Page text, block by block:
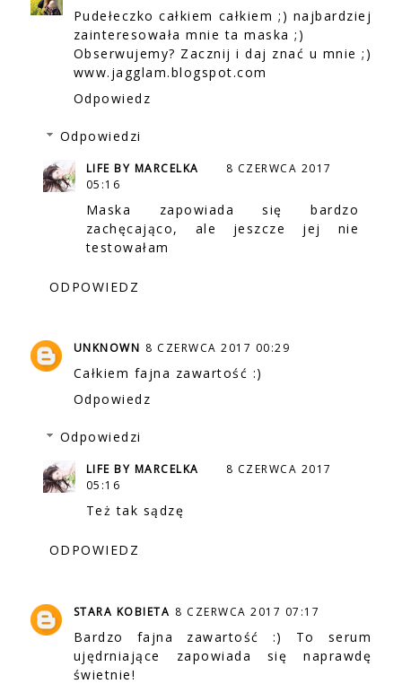
Pudełeczko całkiem całkiem ;) najbardziej
zainteresowała mnie ta maska ;)
Obserwujemy? Zacznij i daj znać u mnie ;)
www.jagglam.blogspot.com
Odpowiedz
Odpowiedzi
LIFE BY MARCELKA
8 CZERWCA 2017
05:16
Maska zapowiada się bardzo
zachęcająco, ale jeszcze jej nie
testowałam
ODPOWIEDZ
UNKNOWN 8 CZERWCA 2017 00:29
Całkiem fajna zawartość :)
Odpowiedz
Odpowiedzi
LIFE BY MARCELKA
8 CZERWCA 2017
05:16
Też tak sądzę
ODPOWIEDZ
STARA KOBIETA 8 CZERWCA 2017 07:17
Bardzo fajna zawartość :) To serum
ujędrniające zapowiada się naprawdę
świetnie!